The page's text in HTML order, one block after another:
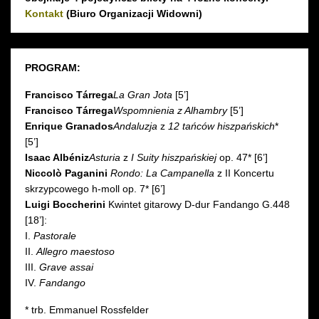
Kontakt (Biuro Organizacji Widowni)
PROGRAM:
Francisco TárregaLa Gran Jota [5’]
Francisco TárregaWspomnienia z Alhambry [5’]
Enrique GranadosAndaluzja z 12 tańców hiszpańskich*
[5’]
Isaac AlbénizAsturia z I Suity hiszpańskiejop. 47* [6’]
Niccolò Paganini Rondo: La Campanella z II Koncertu
skrzypcowego h-moll op. 7* [6’]
Luigi Boccherini Kwintet gitarowy D-dur Fandango G.448
[18’]:
I. Pastorale
II. Allegro maestoso
III. Grave assai
IV. Fandango
* trb. Emmanuel Rossfelder